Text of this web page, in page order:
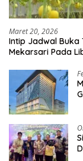
Maret 20, 2026
Intip Jadwal Buka
Mekarsari Pada